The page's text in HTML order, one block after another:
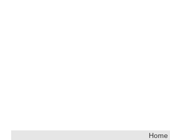
Home